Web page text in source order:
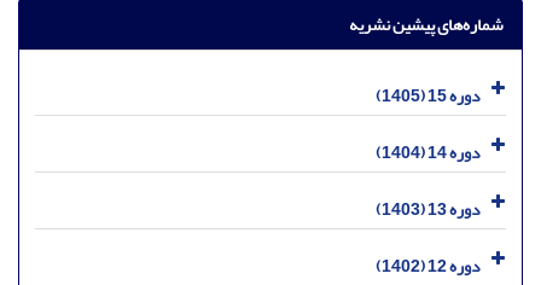
شماره‌های پیشین نشریه
دوره 15 (1405)
دوره 14 (1404)
دوره 13 (1403)
دوره 12 (1402)